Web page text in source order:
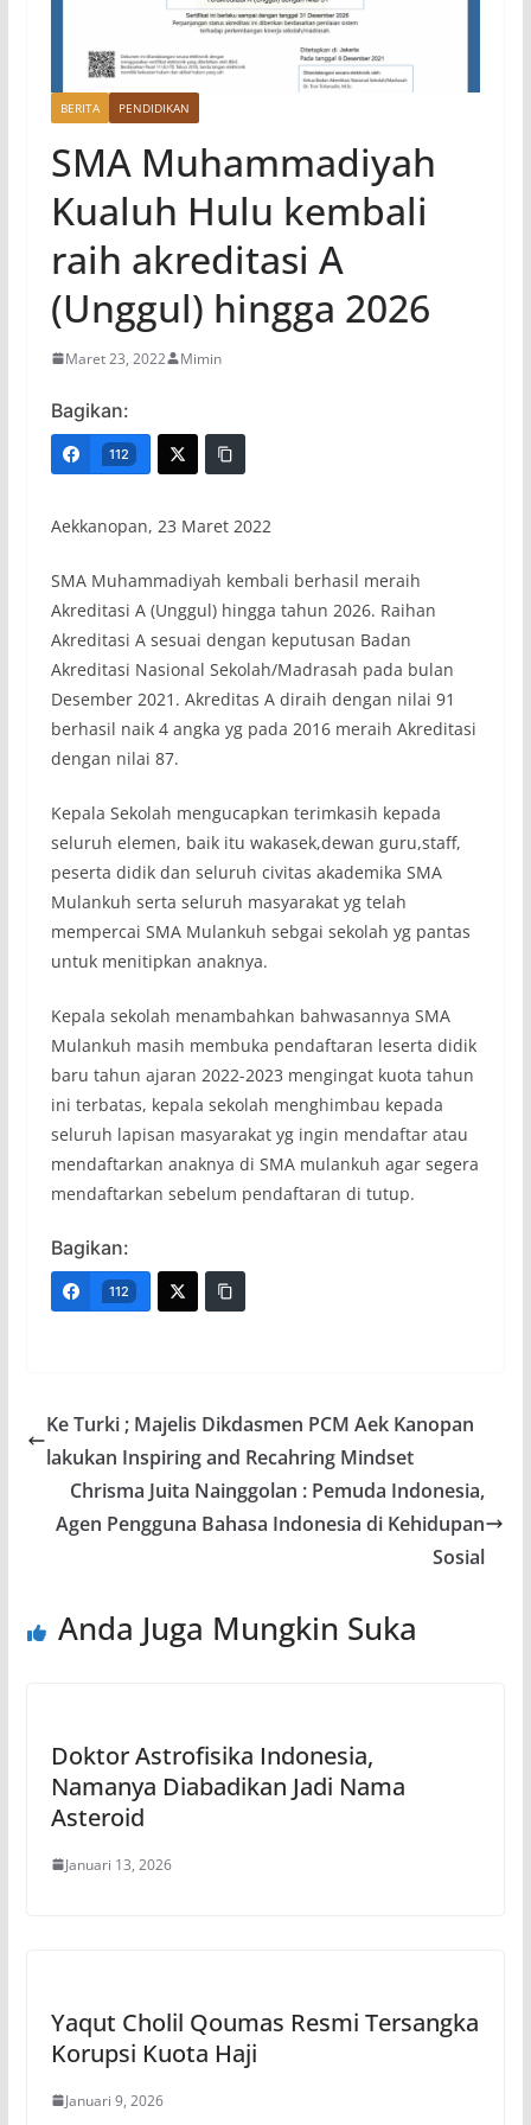
BERITA PENDIDIKAN
SMA Muhammadiyah
Kualuh Hulu kembali
raih akreditasi A
(Unggul) hingga 2026
Maret 23, 2022 Mimin
Bagikan:
112
Aekkanopan, 23 Maret 2022
SMA Muhammadiyah kembali berhasil meraih
Akreditasi A (Unggul) hingga tahun 2026. Raihan
Akreditasi A sesuai dengan keputusan Badan
Akreditasi Nasional Sekolah/Madrasah pada bulan
Desember 2021. Akreditas A diraih dengan nilai 91
berhasil naik 4 angka yg pada 2016 meraih Akreditasi
dengan nilai 87.
Kepala Sekolah mengucapkan terimkasih kepada
seluruh elemen, baik itu wakasek,dewan guru,staff,
peserta didik dan seluruh civitas akademika SMA
Mulankuh serta seluruh masyarakat yg telah
mempercai SMA Mulankuh sebgai sekolah yg pantas
untuk menitipkan anaknya.
Kepala sekolah menambahkan bahwasannya SMA
Mulankuh masih membuka pendaftaran leserta didik
baru tahun ajaran 2022-2023 mengingat kuota tahun
ini terbatas, kepala sekolah menghimbau kepada
seluruh lapisan masyarakat yg ingin mendaftar atau
mendaftarkan anaknya di SMA mulankuh agar segera
mendaftarkan sebelum pendaftaran di tutup.
Bagikan:
112
Ke Turki ; Majelis Dikdasmen PCM Aek Kanopan
lakukan Inspiring and Recahring Mindset
Chrisma Juita Nainggolan : Pemuda Indonesia,
Agen Pengguna Bahasa Indonesia di Kehidupan
Sosial
Anda Juga Mungkin Suka
Doktor Astrofisika Indonesia,
Namanya Diabadikan Jadi Nama
Asteroid
Januari 13, 2026
Yaqut Cholil Qoumas Resmi Tersangka
Korupsi Kuota Haji
Januari 9, 2026